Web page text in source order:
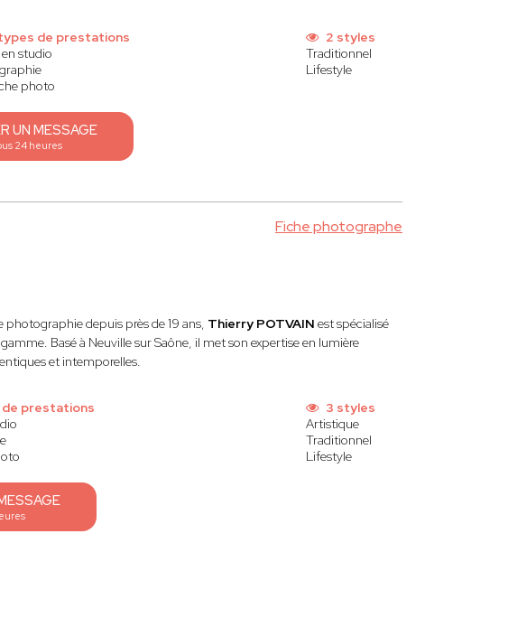
de prestations
studio
photo
2 styles
Traditionnel
Lifestyle
UN MESSAGE
24 heures
Fiche photographe
depuis près de 19 ans, Thierry POTVAIN est spécialisé
Basé à Neuville sur Saône, il met son expertise en lumière
et intemporelles.
prestations
3 styles
Artistique
Traditionnel
Lifestyle